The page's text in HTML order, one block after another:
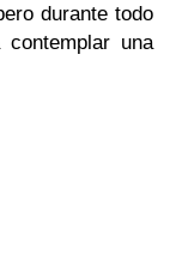
durante todo
una